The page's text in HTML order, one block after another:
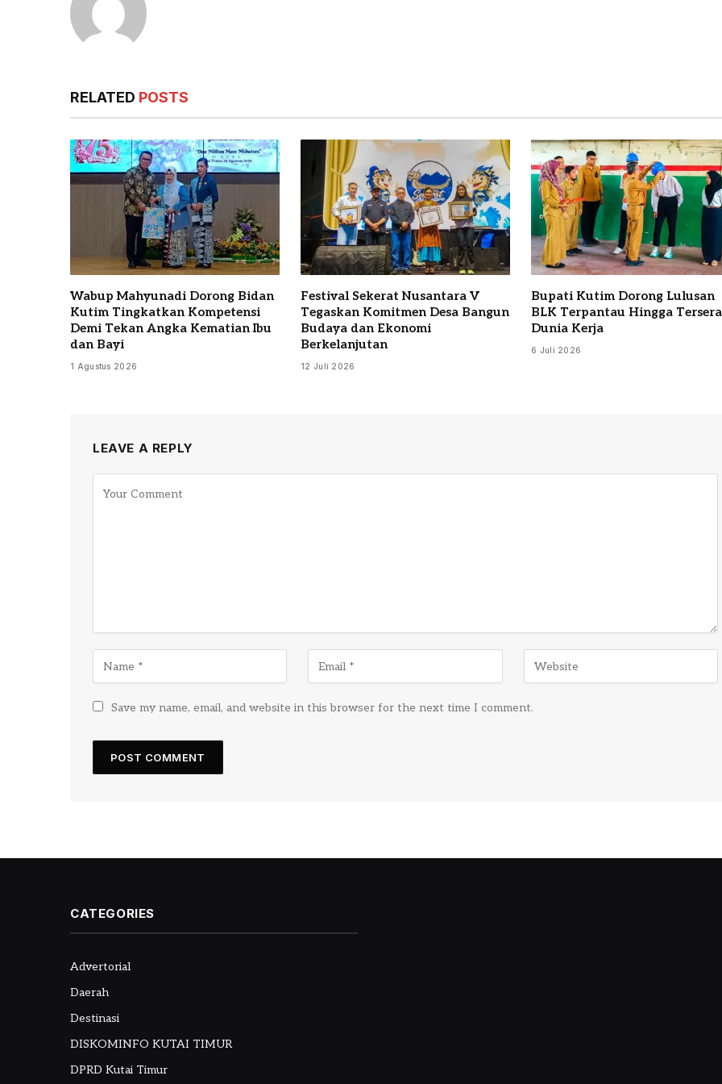
RELATED POSTS
Wabup Mahyunadi Dorong Bidan
Kutim Tingkatkan Kompetensi
Demi Tekan Angka Kematian Ibu
dan Bayi
1 Agustus 2026
Festival Sekerat Nusantara V
Tegaskan Komitmen Desa Bangun
Budaya dan Ekonomi
Berkelanjutan
12 Juli 2026
Bupati Kutim Dorong Lulusan
BLK Terpantau Hingga
Dunia Kerja
6 Juli 2026
LEAVE A REPLY
Save my name, email, and website in this browser for the next time I comment.
CATEGORIES
Advertorial
Daerah
Destinasi
DISKOMINFO KUTAI TIMUR
DPRD Kutai Timur